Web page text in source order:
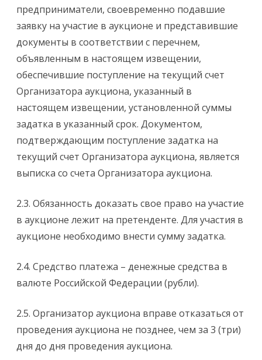
предприниматели, своевременно подавшие
заявку на участие в аукционе и представившие
документы в соответствии с перечнем,
объявленным в настоящем извещении,
обеспечившие поступление на текущий счет
Организатора аукциона, указанный в
настоящем извещении, установленной суммы
задатка в указанный срок. Документом,
подтверждающим поступление задатка на
текущий счет Организатора аукциона, является
выписка со счета Организатора аукциона.
2.3. Обязанность доказать свое право на участие
в аукционе лежит на претенденте. Для участия в
аукционе необходимо внести сумму задатка.
2.4. Средство платежа – денежные средства в
валюте Российской Федерации (рубли).
2.5. Организатор аукциона вправе отказаться от
проведения аукциона не позднее, чем за 3 (три)
дня до дня проведения аукциона.